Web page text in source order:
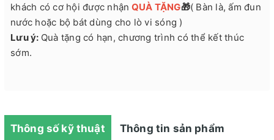
khách có cơ hội được nhận QUÀ TẶNG🎁( Bàn là, ấm đun
nước hoặc bộ bát dùng cho lò vi sóng )
Lưu ý: Quà tặng có hạn, chương trình có thể kết thúc
sớm.
Thông số kỹ thuật Thông tin sản phẩm